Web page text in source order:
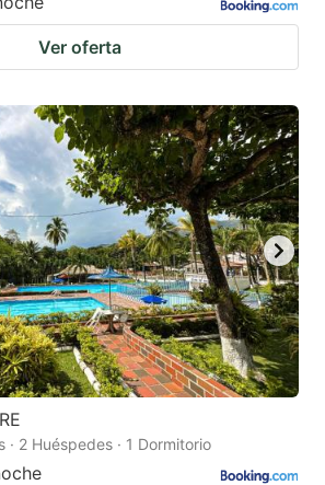
Ver oferta
2 Huéspedes · 1 Dormitorio